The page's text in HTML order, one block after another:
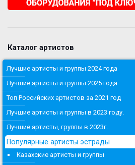
Каталог артистов
Лучшие артисты и группы 2024 года
Лучшие артисты и группы 2025 года
Топ Российских артистов за 2021 год
Лучшие артисты и группы в 2023 году.
Лучшие артисты, группы в 2023г.
Популярные артисты эстрады
Казахские артисты и группы